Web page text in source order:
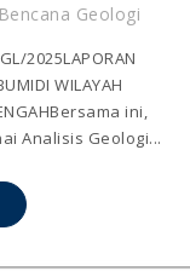
Geologi
2025LAPORAN
WILAYAH
ini,
Analisis Geologi...